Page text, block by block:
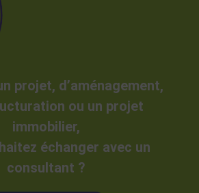
projet, d’aménagement,
ou un projet
immobilier,
échanger avec un
consultant ?